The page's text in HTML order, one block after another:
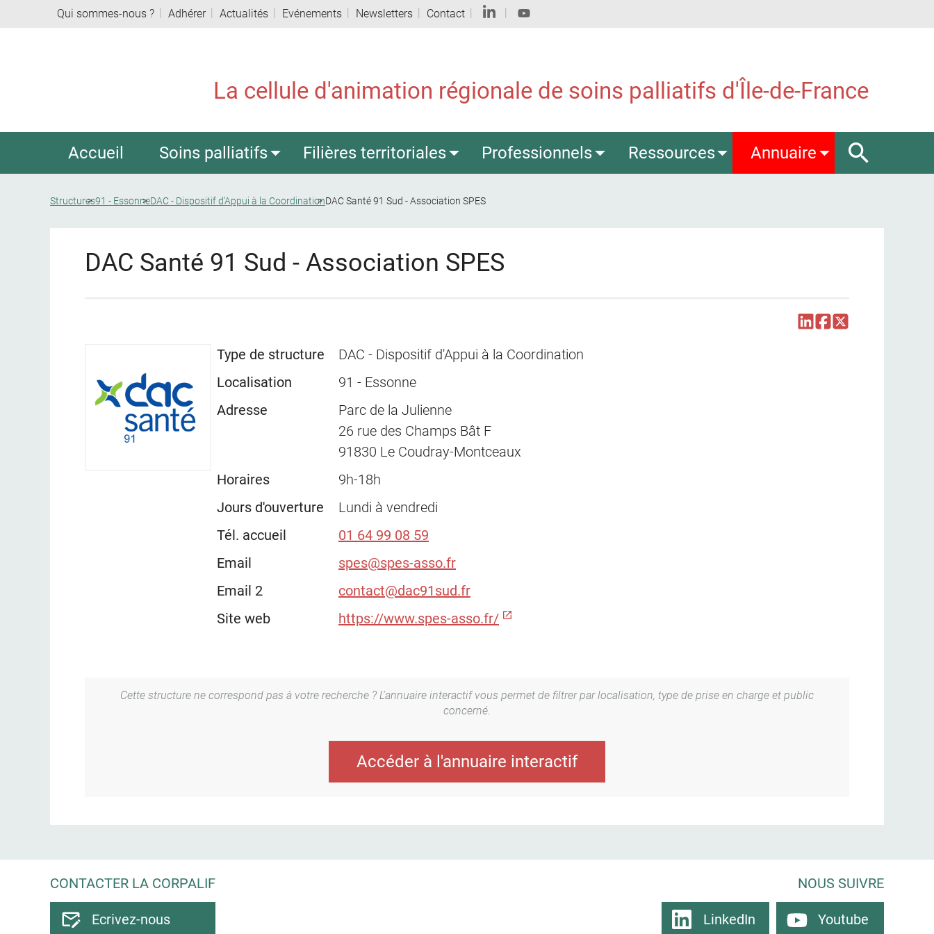
Qui sommes-nous ? Adhérer Actualités Evénements Newsletters Contact
La cellule d'animation régionale de soins palliatifs d'Île-de-France
Accueil Soins palliatifs Filières territoriales Professionnels Ressources Annuaire
Structures91 - EssonneDAC - Dispositif d'Appui à la CoordinationDAC Santé 91 Sud - Association SPES
DAC Santé 91 Sud - Association SPES
Type de structure
DAC - Dispositif d'Appui à la Coordination
Localisation
91 - Essonne
Adresse
Parc de la Julienne
26 rue des Champs Bât F
91830 Le Coudray-Montceaux
Horaires
9h-18h
Jours d'ouverture
Lundi à vendredi
Tél. accueil
01 64 99 08 59
Email
spes@spes-asso.fr
Email 2
contact@dac91sud.fr
Site web
https://www.spes-asso.fr/
Cette structure ne correspond pas à votre recherche ? L'annuaire interactif vous permet de filtrer par localisation, type de prise en charge et public
concerné.
Accéder à l'annuaire interactif
CONTACTER LA CORPALIF
Ecrivez-nous
NOUS SUIVRE
LinkedIn Youtube